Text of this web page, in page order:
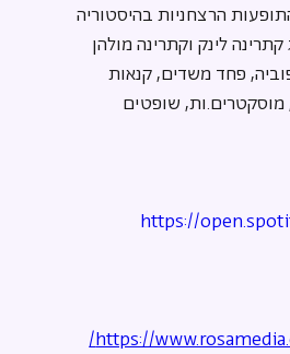
הרצחניות בהיסטוריה
לינק וקתרינה מולהן
פחד משדים, קנאות
מוסקטרים.ות, שופטים
https://
⁠https://